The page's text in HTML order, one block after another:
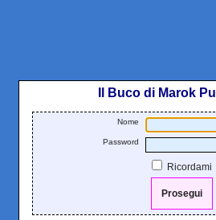
Il Buco di Marok
Nome
Password
Ricordami